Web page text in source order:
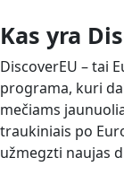
Kas yra
DiscoverEU – tai
programa, kuri
mečiams
traukiniais po
užmegzti naujas